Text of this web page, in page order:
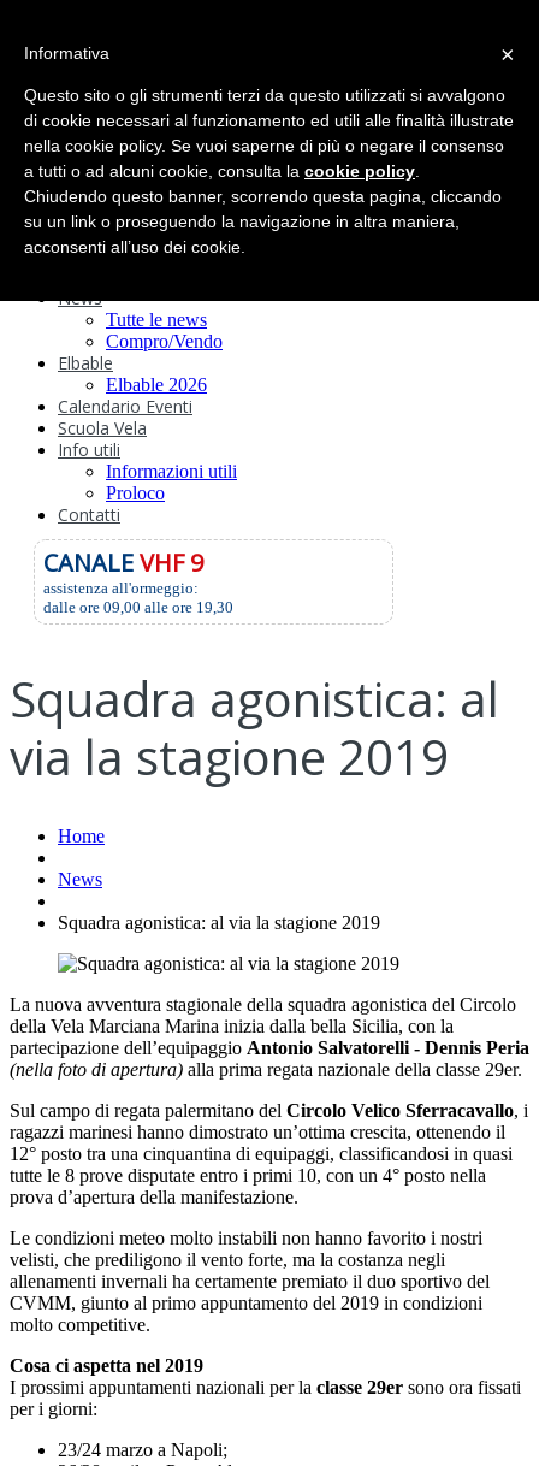
Circolo
Statuto e
Regolamenti
Storia
Ormeggi
Sede e Servizi
Attività
Safeguarding
News
Tutte le news
Compro/Vendo
Elbable
Elbable 2026
Calendario Eventi
Scuola Vela
Info utili
Informazioni utili
Proloco
Contatti
CANALEVHF 9
assistenza all'ormeggio:
dalle ore 09,00 alle ore 19,30
Squadra agonistica: al
via la stagione 2019
Home
News
Squadra agonistica: al via la stagione 2019
La nuova avventura stagionale della squadra agonistica del Circolo
della Vela Marciana Marina inizia dalla bella Sicilia, con la
partecipazione dell’equipaggio Antonio Salvatorelli - Dennis Peria
(nella foto di apertura) alla prima regata nazionale della classe 29er.
Sul campo di regata palermitano del Circolo Velico Sferracavallo, i
ragazzi marinesi hanno dimostrato un’ottima crescita, ottenendo il
12° posto tra una cinquantina di equipaggi, classificandosi in quasi
tutte le 8 prove disputate entro i primi 10, con un 4° posto nella
prova d’apertura della manifestazione.
Le condizioni meteo molto instabili non hanno favorito i nostri
velisti, che prediligono il vento forte, ma la costanza negli
allenamenti invernali ha certamente premiato il duo sportivo del
CVMM, giunto al primo appuntamento del 2019 in condizioni
molto competitive.
Cosa ci aspetta nel 2019
I prossimi appuntamenti nazionali per la classe 29er sono ora fissati
per i giorni:
23/24 marzo a Napoli;
×
Informativa
Questo sito o gli strumenti terzi da questo utilizzati si avvalgono
di cookie necessari al funzionamento ed utili alle finalità illustrate
nella cookie policy. Se vuoi saperne di più o negare il consenso
a tutti o ad alcuni cookie, consulta la cookie policy
Chiudendo questo banner, scorrendo questa pagina, cliccando
su un link o proseguendo la navigazione in altra maniera,
acconsenti all’uso dei cookie.